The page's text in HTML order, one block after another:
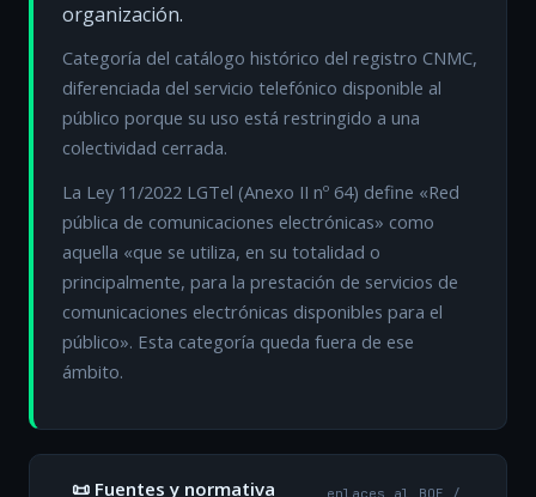
organización.
Categoría del catálogo histórico del registro CNMC,
diferenciada del servicio telefónico disponible al
público porque su uso está restringido a una
colectividad cerrada.
La Ley 11/2022 LGTel (Anexo II nº 64) define «Red
pública de comunicaciones electrónicas» como
aquella «que se utiliza, en su totalidad o
principalmente, para la prestación de servicios de
comunicaciones electrónicas disponibles para el
público». Esta categoría queda fuera de ese
ámbito.
📜 Fuentes y normativa
enlaces al BOE /